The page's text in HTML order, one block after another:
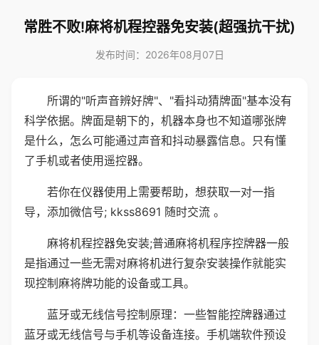
常胜不败!麻将机程控器免安装(超强抗干扰)
发布时间：2026年08月07日
所谓的"听声音辨好牌"、"看抖动猜牌面"基本没有
科学依据。牌面是朝下的，机器本身也不知道哪张牌
是什么，怎么可能通过声音和抖动暴露信息。只有懂
了手机或者使用遥控器。
若你在仪器使用上需要帮助，想获取一对一指
导，添加微信号; kkss8691 随时交流 。
麻将机程控器免安装;普通麻将机程序控牌器一般
是指通过一些无需对麻将机进行复杂安装操作就能实
现控制麻将牌功能的设备或工具。
蓝牙或无线信号控制原理：一些智能控牌器通过
蓝牙或无线信号与手机等设备连接。手机端软件预设